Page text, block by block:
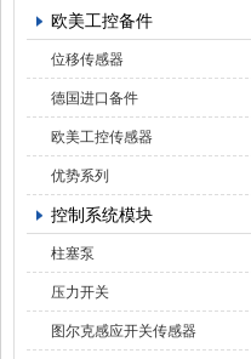
欧美工控备件
位移传感器
德国进口备件
欧美工控传感器
优势系列
控制系统模块
柱塞泵
压力开关
图尔克感应开关传感器